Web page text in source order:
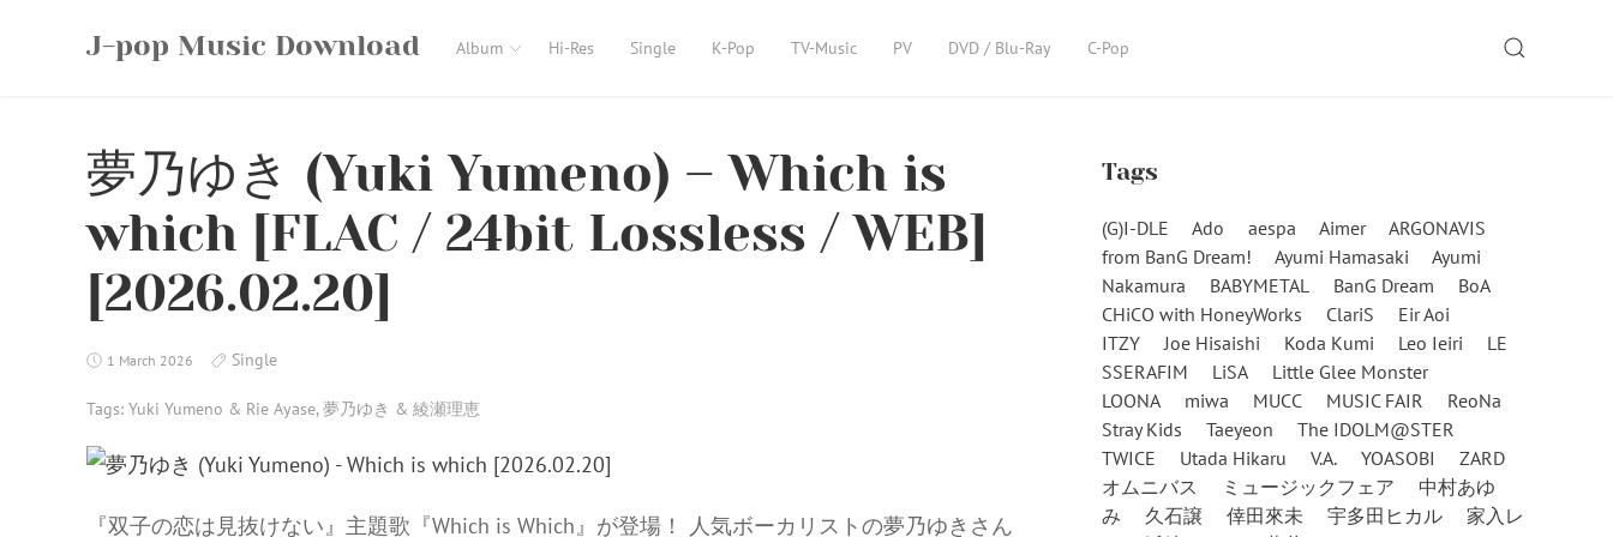
J-pop Music Download Album Hi-Res Single K-Pop TV-Music PV DVD / Blu-Ray C-Pop SEARCH
夢乃ゆき (Yuki Yumeno) – Which is
which [FLAC / 24bit Lossless / WEB]
[2026.02.20]
1 March 2026 Single
Tags: Yuki Yumeno & Rie Ayase,夢乃ゆき & 綾瀬理恵
『双子の恋は見抜けない』主題歌『Which is Which』が登場！ 人気ボーカリストの夢乃ゆきさん
Tags
(G)I-DLE Ado aespa Aimer
ARGONAVIS
from BanG Dream!
Ayumi Hamasaki
Ayumi
Nakamura
BABYMETAL BanG Dream
BoA
CHiCO with HoneyWorks
ClariS
Eir Aoi
ITZY
Joe Hisaishi Koda Kumi Leo Ieiri
LE
SSERAFIM
LiSA
Little Glee Monster
LOONA
miwa MUCC MUSIC FAIR
ReoNa
Stray Kids
Taeyeon
The IDOLM@STER
TWICE
Utada Hikaru V.A. YOASOBI
ZARD
オムニバス
ミュージックフェア
中村あゆ
み
久石譲 倖田來未 宇多田ヒカル
家入レ